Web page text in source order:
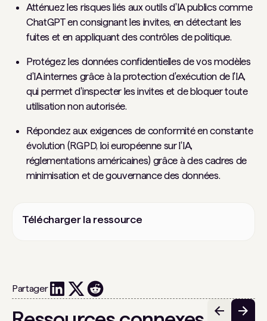
Atténuez les risques liés aux outils d'IA publics comme
ChatGPT en consignant les invites, en détectant les
fuites et en appliquant des contrôles de politique.
Protégez les données confidentielles de vos modèles
d'IA internes grâce à la protection d'exécution de l'IA,
qui permet d'inspecter les invites et de bloquer toute
utilisation non autorisée.
Répondez aux exigences de conformité en constante
évolution (RGPD, loi européenne sur l'IA,
réglementations américaines) grâce à des cadres de
minimisation et de gouvernance des données.
Télécharger la ressource
Partager